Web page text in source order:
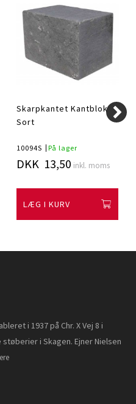
Skarpkantet Kantblok
Sort
10094S På lager
DKK 13,50 inkl. moms
LÆG I KURV
i 1937 på Chr. X Vej 8 i
i Skagen. Ejner Nielsen